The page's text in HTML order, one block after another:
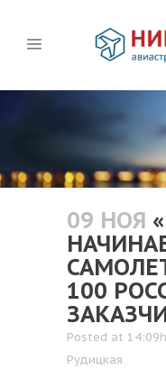
09 НОЯ
100
Posted at 14:09h
Рудицкая